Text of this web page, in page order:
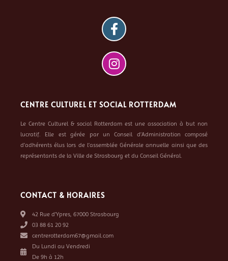
CENTRE CULTUREL ET SOCIAL ROTTERDAM
Le Centre Culturel & social Rotterdam est une association à but non
lucratif. Elle est gérée par un Conseil d’Administration composé
d’adhérents élus lors de l’assemblée Générale annuelle ainsi que des
représentants de la Ville de Strasbourg et du Conseil Général.
CONTACT & HORAIRES
42 Rue d’Ypres, 67000 Strasbourg
03 88 61 20 92
centrerotterdam67@gmail.com
Du Lundi au Vendredi
De 9h à 12h